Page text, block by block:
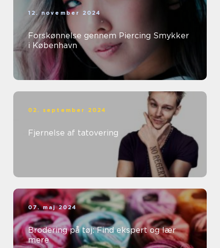
12. november 2024
Forskønnelse gennem Piercing Smykker
i København
02. september 2024
Fjernelse af tatovering
07. maj 2024
Brodering på tøj: Find ekspert og lær
mere